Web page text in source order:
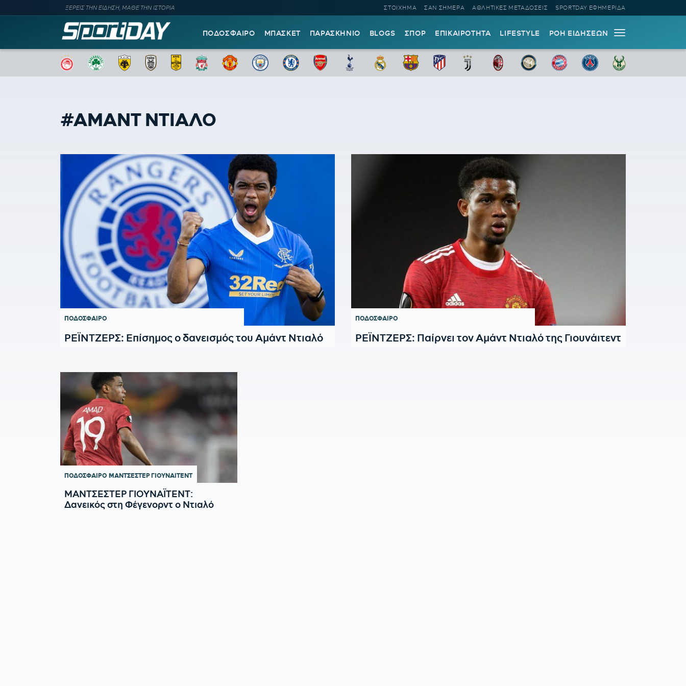
ΞΕΡΕΙΣ ΤΗΝ ΕΙΔΗΣΗ, ΜΑΘΕ ΤΗΝ ΙΣΤΟΡΙΑ ΣΤΟΙΧΗΜΑ ΣΑΝ ΣΗΜΕΡΑ ΑΘΛΗΤΙΚΕΣ ΜΕΤΑΔΟΣΕΙΣ SPORTDAY ΕΦΗΜΕΡΙΔΑ
ΠΟΔΟΣΦΑΙΡΟ ΜΠΑΣΚΕΤ ΠΑΡΑΣΚΗΝΙΟ BLOGS ΣΠΟΡ ΕΠΙΚΑΙΡΟΤΗΤΑ LIFESTYLE ΡΟΗ ΕΙΔΗΣΕΩΝ
#ΑΜΑΝΤ ΝΤΙΑΛΟ
ΠΟΔΟΣΦΑΙΡΟ
ΡΕΪΝΤΖΕΡΣ: Επίσημος ο δανεισμός του Αμάντ Ντιαλό
ΠΟΔΟΣΦΑΙΡΟ
ΡΕΪΝΤΖΕΡΣ: Παίρνει τον Αμάντ Ντιαλό της Γιουνάιτεντ
ΠΟΔΟΣΦΑΙΡΟ ΜΑΝΤΣΕΣΤΕΡ ΓΙΟΥΝΑΙΤΕΝΤ
ΜΑΝΤΣΕΣΤΕΡ ΓΙΟΥΝΑΪΤΕΝΤ:
Δανεικός στη Φέγενορντ ο Ντιαλό